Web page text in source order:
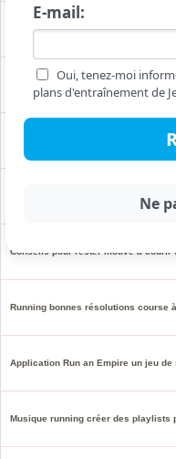
E-mail:
Oui, tenez-moi
plans d'entraînement de
Top des excuses pour ne pas aller
Perte de motivation en running : les
Livres audio inspirants à écouter
Conseils pour rester motivé à courir
Running bonnes résolutions course
Application Run an Empire un jeu
Musique running créer des playlists